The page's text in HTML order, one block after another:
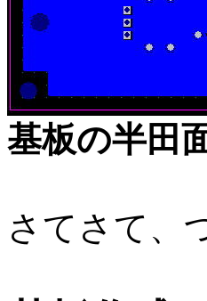
基板の半田
さてさて、